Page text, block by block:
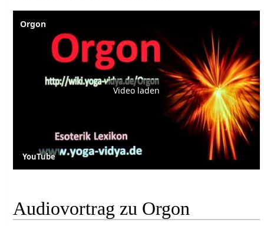
Orgon
Video laden
YouTube
Audiovortrag zu Orgon